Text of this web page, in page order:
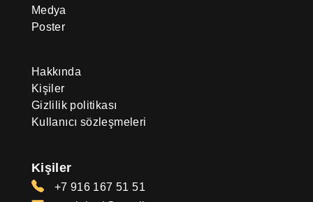
Medya
Poster
Hakkında
Kişiler
Gizlilik politikası
Kullanıcı sözleşmeleri
Kişiler
+7 916 167 51 51